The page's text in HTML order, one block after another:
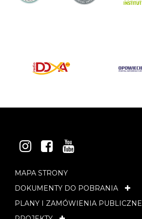
INSTAGRAM
FACEBOOK
YOUTUBE
MAPA STRONY
DOKUMENTY DO POBRANIA
PLANY I ZAMÓWIENIA PUBLICZNE